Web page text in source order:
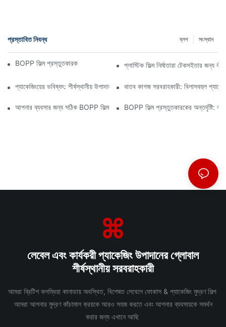
প্রস্তাবিত নিবন্ধ সংস্থান
ব্লগ
BOPP ফিল্ম প্রস্তুতকারক: নমনীয় প্যাকেজিংয়ের মেরুদণ্ডপ্লাস্টিক ফিল্ম নির্মাতারা টেকসইতার জন্য
প্যাকেজিংয়ের ভবিষ্যৎ: শীর্ষস্থানীয় উপাদান প্রস্তুতকারকদের কাছ থেকে অন্তর্দৃষ্টি
ধাতব কাগজ সরবরাহকারী: বিলাসবহুল
আপনার ব্যবসার জন্য সঠিক BOPP ফিল্ম সরবরাহকারী নির্বাচন করা কেন গুরুত্বপূর্ণ
BOPP ফিল্ম প্রস্তুতকারকের অন্তর্দৃষ্টি:
লেবেল এবং কার্যকরী প্যাকেজিং উপাদানের গ্লোবাল
শীর্ষস্থানীয় সরবরাহকারী
আমরা ব্রিটিশ কলম্বিয়া কানাডায় অবস্থিত, বিশেষত লেবেলে ফোকাস & প্যাকেজিং মুদ্রণ শিল্প
আমরা আপনার মুদ্রণ কাঁচামাল ক্রয়কে আরও সহজ করতে এবং আপনার ব্যবসায়কে সমর্থন
করার জন্য এখানে আছি